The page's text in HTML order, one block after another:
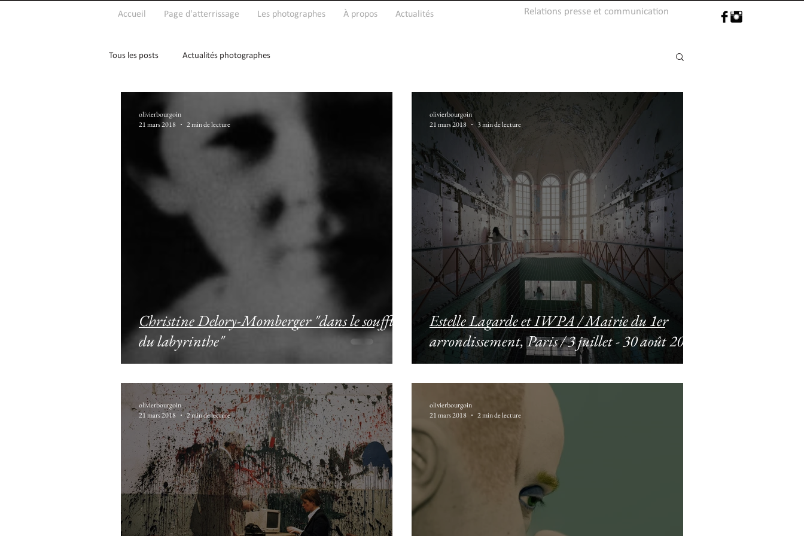
Accueil Page d'atterrissage Les photographes À propos Actualités Relations presse et communication
Tous les posts Actualités photographes
Christine Delory-Momberger "dans le souffle
du labyrinthe"
olivierbourgoin
21 mars 2018
2 min de lecture
Estelle Lagarde et IWPA / Mairie du 1er
arrondissement, Paris / 3 juillet - 30 août 2018
olivierbourgoin
21 mars 2018
3 min de lecture
olivierbourgoin
21 mars 2018
2 min de lecture
olivierbourgoin
21 mars 2018
2 min de lecture